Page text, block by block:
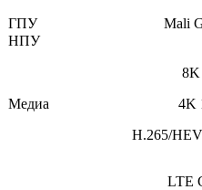
ГПУ
Mali
НПУ
Медиа
8K
4K
H.265/
LTE